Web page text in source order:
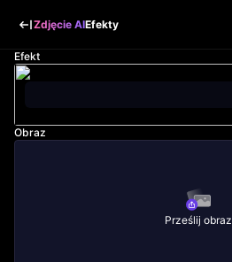
Zdjęcie AIEfekty
Efekt
Obraz
Prześlij obraz